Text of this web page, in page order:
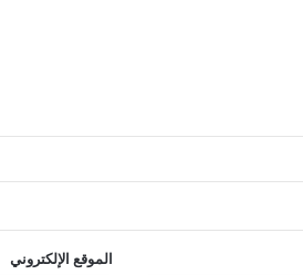
الموقع الإلكتروني